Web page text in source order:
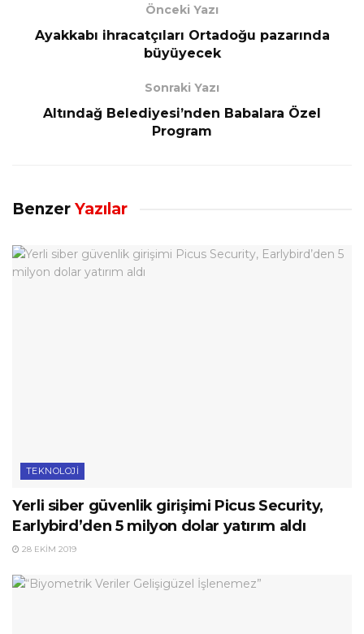
Önceki Yazı
Ayakkabı ihracatçıları Ortadoğu pazarında
büyüyecek
Sonraki Yazı
Altındağ Belediyesi’nden Babalara Özel
Program
Benzer Yazılar
TEKNOLOJI
Yerli siber güvenlik girişimi Picus Security,
Earlybird’den 5 milyon dolar yatırım aldı
28 EKIM 2019